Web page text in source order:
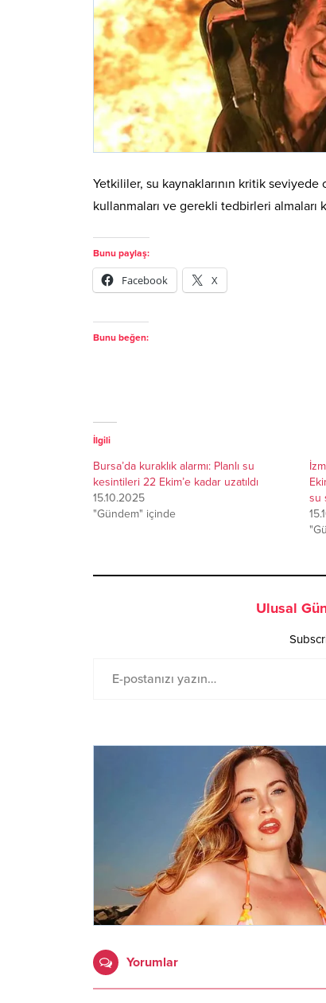
Yetkililer, su kaynaklarının kritik seviyede
kullanmaları ve gerekli tedbirleri almaları
Bunu paylaş:
Facebook X
Bunu beğen:
İlgili
Bursa’da kuraklık alarmı: Planlı su
kesintileri 22 Ekim’e kadar uzatıldı
15.10.2025
"Gündem" içinde
su
Ulusal
Yorumlar